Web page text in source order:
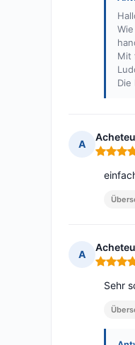
Mit
Die
A
A
Sehr